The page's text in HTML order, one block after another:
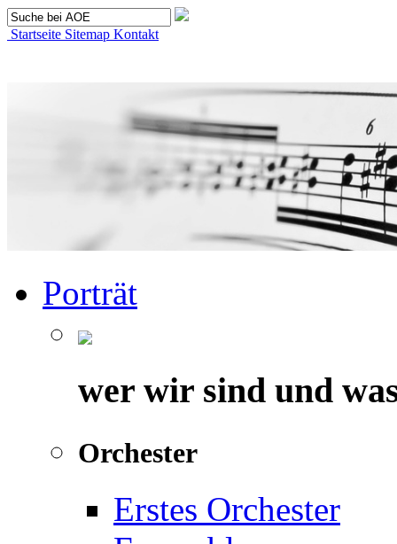
Startseite Sitemap Kontakt
Porträt
wer wir sind und
Orchester
Erstes Orchester